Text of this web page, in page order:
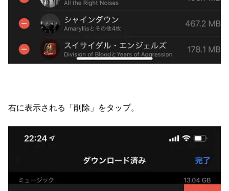
右に表示される「削除」をタップ。